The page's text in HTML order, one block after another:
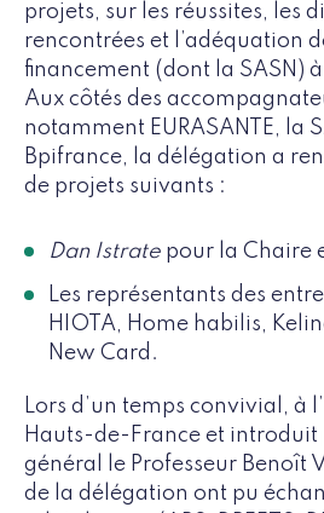
projets, sur les réussites, les
rencontrées et l’adéquation
financement (dont la SASN)
Aux côtés des
notamment EURASANTE, la
Bpifrance, la délégation a
de projets suivants :
Dan Istrate pour la Chaire
Les représentants des
HIOTA, Home habilis,
New Card.
Lors d’un temps convivial, à
Hauts-de-France et introduit
général le Professeur Benoît
de la délégation ont pu